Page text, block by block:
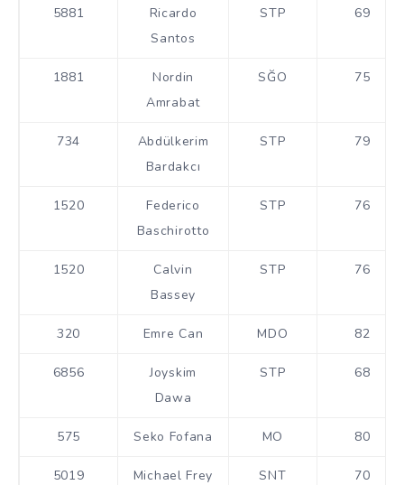
5881
Ricardo
Santos
STP 69
1881
Nordin
Amrabat
SĞO 75
734
Abdülkerim
Bardakcı
STP 79
1520
Federico
Baschirotto
STP 76
1520
Calvin
Bassey
STP 76
320 Emre Can MDO 82
6856
Joyskim
Dawa
STP 68
575 Seko Fofana MO 80
5019 Michael Frey SNT 70